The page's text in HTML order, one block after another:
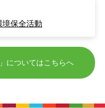
境保全活動
についてはこちらへ